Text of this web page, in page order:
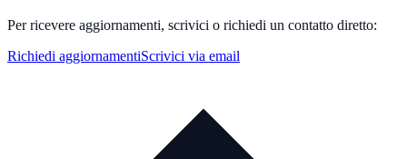
Per ricevere aggiornamenti, scrivici o richiedi un contatto diretto:
Richiedi aggiornamentiScrivici via email